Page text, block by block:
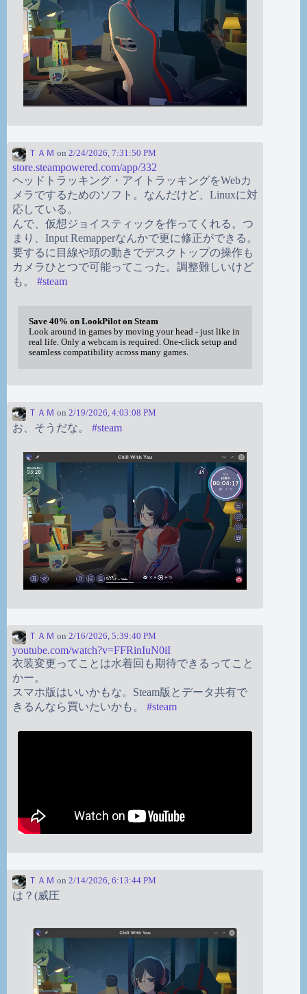
ＴＡＭ on 2/24/2026, 7:31:50 PM
store.steampowered.com/app/332
ヘッドトラッキング・アイトラッキングをWebカ
メラでするためのソフト。なんだけど、Linuxに対
応している。
んで、仮想ジョイスティックを作ってくれる。つ
まり、Input Remapperなんかで更に修正ができる。
要するに目線や頭の動きでデスクトップの操作も
カメラひとつで可能ってこった。調整難しいけど
も。 #steam
Save 40% on LookPilot on Steam
Look around in games by moving your head - just like in
real life. Only a webcam is required. One-click setup and
seamless compatibility across many games.
ＴＡＭ on 2/19/2026, 4:03:08 PM
お、そうだな。 #steam
ＴＡＭ on 2/16/2026, 5:39:40 PM
youtube.com/watch?v=FFRinIuN0iI
衣装変更ってことは水着回も期待できるってこと
かー。
スマホ版はいいかもな。Steam版とデータ共有で
きるんなら買いたいかも。 #steam
ＴＡＭ on 2/14/2026, 6:13:44 PM
は？(威圧